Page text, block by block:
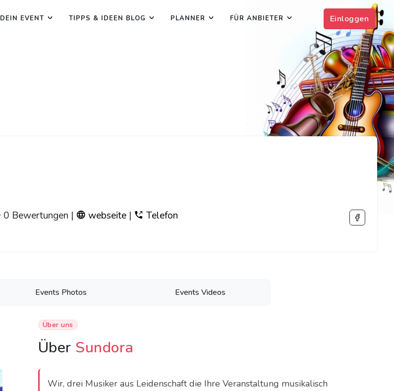
Einloggen
DEIN EVENT TIPPS & IDEEN BLOG PLANNER FÜR ANBIETER
0 Bewertungen | webseite| Telefon
Events Photos Events Videos
Über uns
Über Sundora
Wir, drei Musiker aus Leidenschaft die Ihre Veranstaltung musikalisch